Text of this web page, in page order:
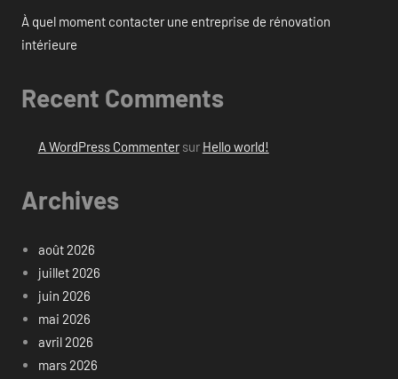
À quel moment contacter une entreprise de rénovation
intérieure
Recent Comments
A WordPress Commentersur Hello world!
Archives
août 2026
juillet 2026
juin 2026
mai 2026
avril 2026
mars 2026